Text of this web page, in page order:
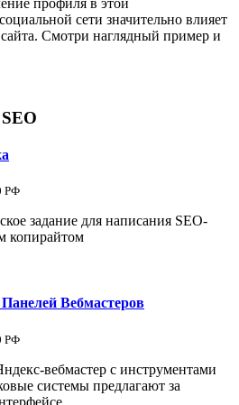
сети значительно влияет
Смотри наглядный пример и
РФ
задание для написания SEO-
копирайтом
Вебмастеров
РФ
вебмастер с инструментами
системы предлагают за